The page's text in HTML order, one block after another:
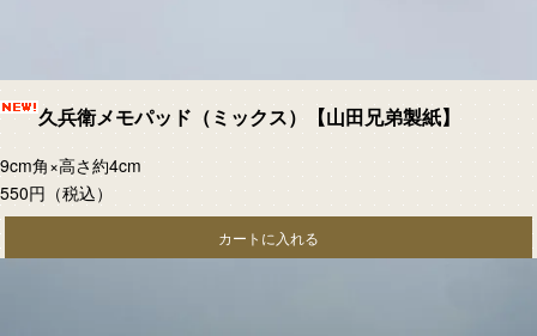
久兵衛メモパッド（ミックス）【山田兄弟製紙】
9cm角×高さ約4cm
550円 （税込）
カートに入れる